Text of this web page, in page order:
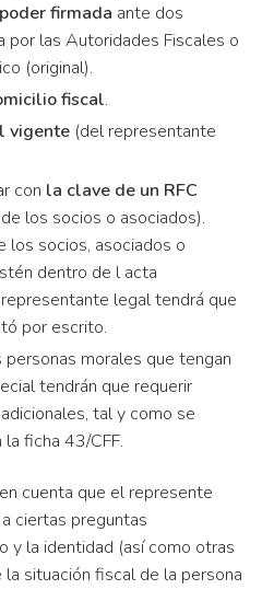
firmada ante dos
las Autoridades Fiscales o
(original).
fiscal.
vigente (del representante
con la clave de un RFC
los socios o asociados).
los socios, asociados o
dentro de l acta
legal tendrá que
por escrito.
personas morales que tengan
tendrán que requerir
tal y como se
ficha 43/CFF.
cuenta que el represente
ciertas preguntas
y la identidad (así como otras
situación fiscal de la persona